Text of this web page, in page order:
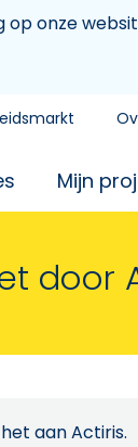
onze
Mijn
door
aan Actiris.